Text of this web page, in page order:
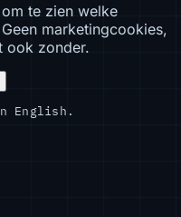
te zien welke
marketingcookies,
ook zonder.
English.